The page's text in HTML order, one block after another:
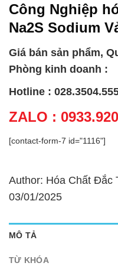
Công Nghiệp
Na2S Sodium
Giá bán sản phẩm,
Phòng kinh doanh :
Hotline :
ZALO :
[contact-form-7 id="1116"]
Author: Hóa Chất Đắc
03/01/2025
MÔ TẢ
TỪ KHÓA